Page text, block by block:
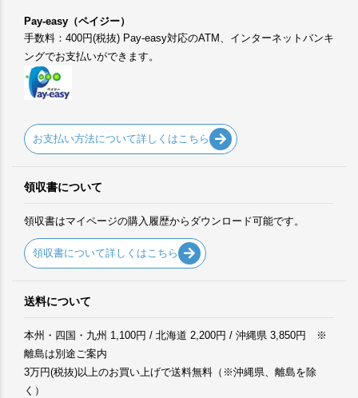
Pay-easy（ペイジー）
手数料：400円(税抜) Pay-easy対応のATM、インターネットバンキ
ングでお支払いができます。
お支払い方法について詳しくはこちら
領収書について
領収書はマイページの購入履歴からダウンロード可能です。
領収書について詳しくはこちら
送料について
本州・四国・九州 1,100円 / 北海道 2,200円 / 沖縄県 3,850円 ※
離島は別途ご案内
3万円(税抜)以上のお買い上げで送料無料（※沖縄県、離島を除
く）